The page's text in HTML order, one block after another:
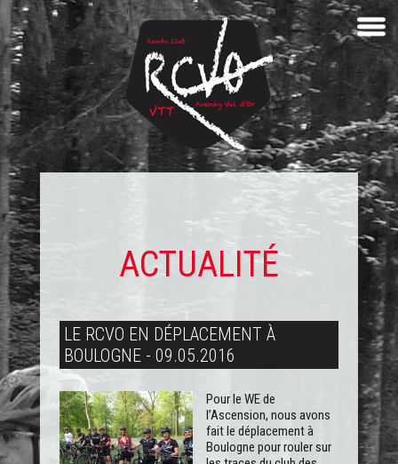
ACTUALITÉ
LE RCVO EN DÉPLACEMENT À
BOULOGNE - 09.05.2016
Pour le WE de
l’Ascension, nous avons
fait le déplacement à
Boulogne pour rouler sur